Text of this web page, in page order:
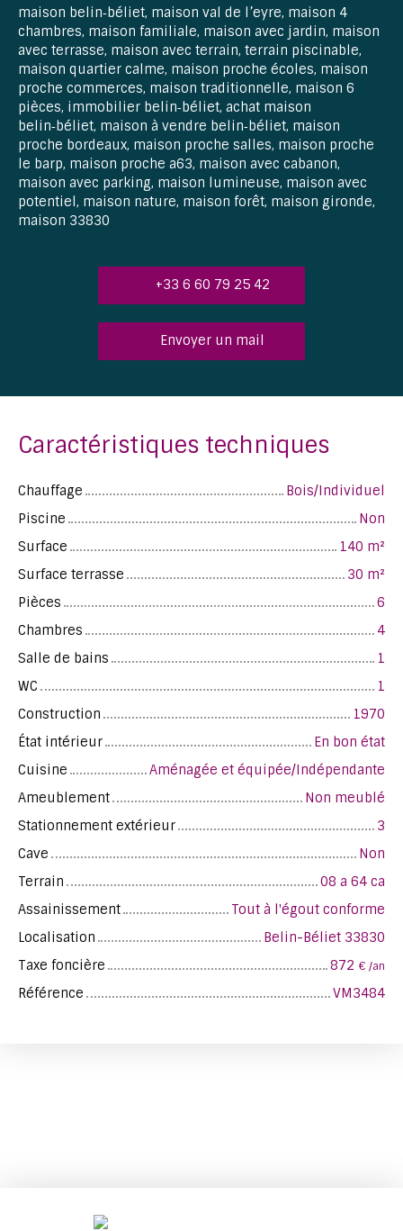
maison belin‑béliet, maison val de l’eyre, maison 4
chambres, maison familiale, maison avec jardin, maison
avec terrasse, maison avec terrain, terrain piscinable,
maison quartier calme, maison proche écoles, maison
proche commerces, maison traditionnelle, maison 6
pièces, immobilier belin‑béliet, achat maison
belin‑béliet, maison à vendre belin‑béliet, maison
proche bordeaux, maison proche salles, maison proche
le barp, maison proche a63, maison avec cabanon,
maison avec parking, maison lumineuse, maison avec
potentiel, maison nature, maison forêt, maison gironde,
maison 33830
+33 6 60 79 25 42
Envoyer un mail
Caractéristiques techniques
Chauffage
Bois/Individuel
Piscine
Non
Surface
140 m²
Surface terrasse
30 m²
Pièces
6
Chambres
4
Salle de bains
1
WC
1
Construction
1970
État intérieur
En bon état
Cuisine
Aménagée et équipée/Indépendante
Ameublement
Non meublé
Stationnement extérieur
3
Cave
Non
Terrain
08 a 64 ca
Assainissement
Tout à l'égout conforme
Localisation
Belin-Béliet 33830
Taxe foncière
872 € /an
Référence VM3484